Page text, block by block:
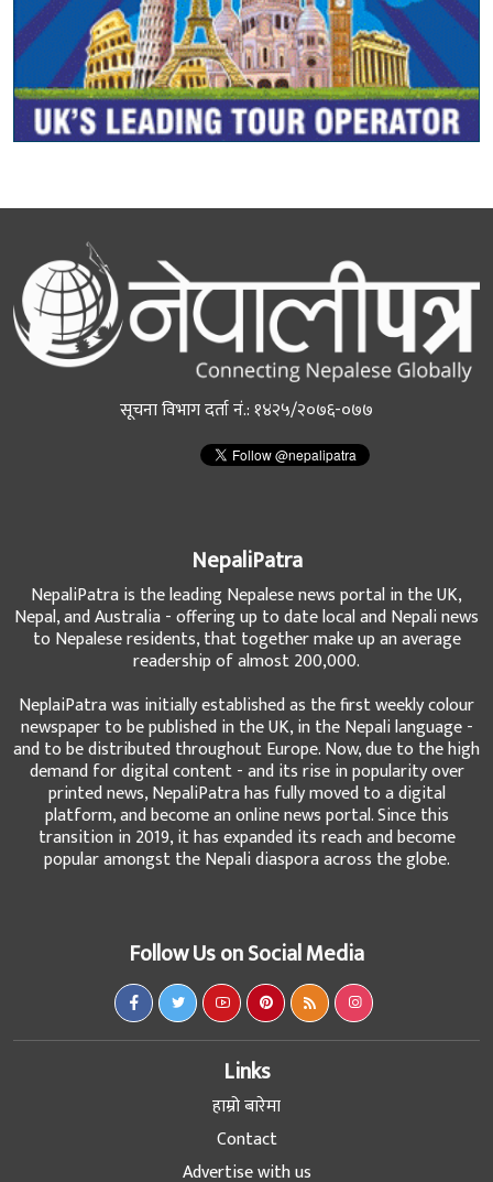
सूचना विभाग दर्ता नं.: १४२५/२०७६-०७७
NepaliPatra
NepaliPatra is the leading Nepalese news portal in the UK,
Nepal, and Australia - offering up to date local and Nepali news
to Nepalese residents, that together make up an average
readership of almost 200,000.
NeplaiPatra was initially established as the first weekly colour
newspaper to be published in the UK, in the Nepali language -
and to be distributed throughout Europe. Now, due to the high
demand for digital content - and its rise in popularity over
printed news, NepaliPatra has fully moved to a digital
platform, and become an online news portal. Since this
transition in 2019, it has expanded its reach and become
popular amongst the Nepali diaspora across the globe.
Follow Us on Social Media
Links
हाम्रो बारेमा
Contact
Advertise with us